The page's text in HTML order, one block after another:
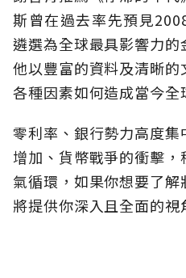
斯曾在過去率先預見
遴選為全球最具影響力
他以豐富的資料及清晰
各種因素如何造成當今全
零利率、銀行勢力高度
增加、貨幣戰爭的衝擊
氣循環，如果你想要了
將提供你深入且全面的視